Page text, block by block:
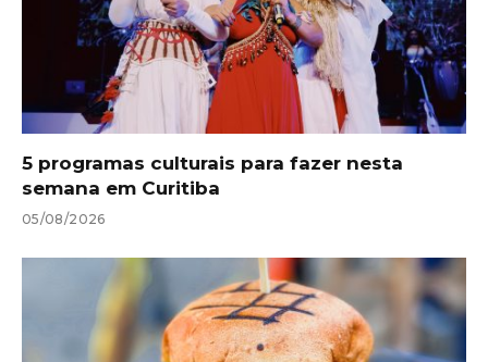
5 programas culturais para fazer nesta
semana em Curitiba
05/08/2026